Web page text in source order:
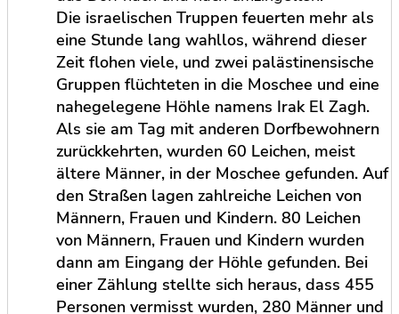
Die israelischen Truppen feuerten mehr als
eine Stunde lang wahllos, während dieser
Zeit flohen viele, und zwei palästinensische
Gruppen flüchteten in die Moschee und eine
nahegelegene Höhle namens Irak El Zagh.
Als sie am Tag mit anderen Dorfbewohnern
zurückkehrten, wurden 60 Leichen, meist
ältere Männer, in der Moschee gefunden. Auf
den Straßen lagen zahlreiche Leichen von
Männern, Frauen und Kindern. 80 Leichen
von Männern, Frauen und Kindern wurden
dann am Eingang der Höhle gefunden. Bei
einer Zählung stellte sich heraus, dass 455
Personen vermisst wurden, 280 Männer und